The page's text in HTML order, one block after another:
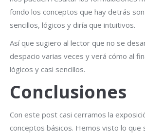
fondo los conceptos que hay detrás
sencillos, lógicos y diría que intuitivos.
Así que sugiero al lector que no se
despacio varias veces y verá cómo al
lógicos y casi sencillos.
Conclusiones
Con este post casi cerramos la
conceptos básicos. Hemos visto lo que